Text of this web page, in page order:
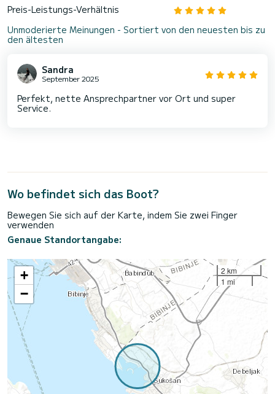
Preis-Leistungs-Verhältnis
Unmoderierte Meinungen - Sortiert von den neuesten bis zu
den ältesten
Sandra
September 2025
Perfekt, nette Ansprechpartner vor Ort und super
Service.
Wo befindet sich das Boot?
Bewegen Sie sich auf der Karte, indem Sie zwei Finger
verwenden
Genaue Standortangabe:
+
−
2 km
1 mi